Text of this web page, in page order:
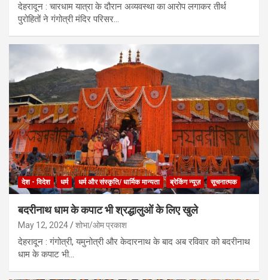
देहरादून : चारधाम यात्रा के दौरान अव्यवस्था का आरोप लगाकर तीर्थ
पुरोहितों ने गंगोत्री मंदिर परिसर…
देश - विदेश धर्म धर्म और संस्कृति/ धार्मिक मान्यता ब्रेकिंग न्यूज़ सूचनात्मक
बदरीनाथ धाम के कपाट भी श्रद्धालुओं के लिए खुले
May 12, 2024 शोभा/ओम प्रकाश
देहरादून : गंगोत्री, यमुनोत्री और केदारनाथ के बाद अब रविवार को बदरीनाथ
धाम के कपाट भी…